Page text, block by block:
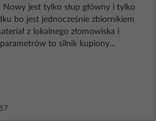
Nowy jest tylko słup główny i tylko
bo jest jednocześnie zbiornikiem
z lokalnego złomowiska i
parametrów to silnik kupiony...